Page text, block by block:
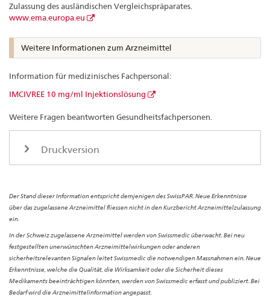
Zulassung des ausländischen Vergleichspräparates.
www.ema.europa.eu
Weitere Informationen zum Arzneimittel
Information für medizinisches Fachpersonal:
IMCIVREE 10 mg/ml Injektionslösung
Weitere Fragen beantworten Gesundheitsfachpersonen.
Druckversion
Der Stand dieser Information entspricht demjenigen des SwissPAR. Neue Erkenntnisse
über das zugelassene Arzneimittel fliessen nicht in den Kurzbericht Arzneimittelzulassung
ein.
In der Schweiz zugelassene Arzneimittel werden von Swissmedic überwacht. Bei neu
festgestellten unerwünschten Arzneimittelwirkungen oder anderen
sicherheitsrelevanten Signalen leitet Swissmedic die notwendigen Massnahmen ein. Neue
Erkenntnisse, welche die Qualität, die Wirksamkeit oder die Sicherheit dieses
Medikaments beeinträchtigen könnten, werden von Swissmedic erfasst und publiziert. Bei
Bedarf wird die Arzneimittelinformation angepasst.